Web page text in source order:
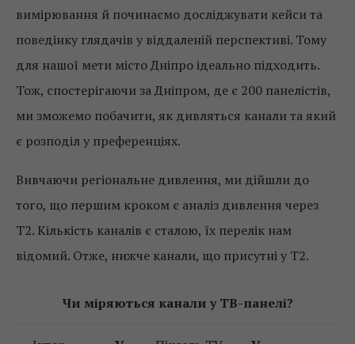
вимірювання й починаємо досліджувати кейси та
поведінку глядачів у віддаленій перспективі. Тому
для нашої мети місто Дніпро ідеально підходить.
Тож, спостерігаючи за Дніпром, де є 200 панелістів,
ми зможемо побачити, як дивляться канали та який
є розподіл у преференціях.
Вивчаючи регіональне дивлення, ми дійшли до
того, що першим кроком є аналіз дивлення через
Т2. Кількість каналів є сталою, їх перелік нам
відомий. Отже, нижче канали, що присутні у Т2.
Чи міряються канали у ТВ-панелі?